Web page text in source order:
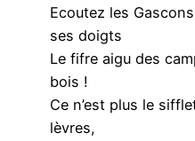
Ecoutez les
ses doigts
Le fifre aigu des
bois !
Ce n’est plus le
lèvres,